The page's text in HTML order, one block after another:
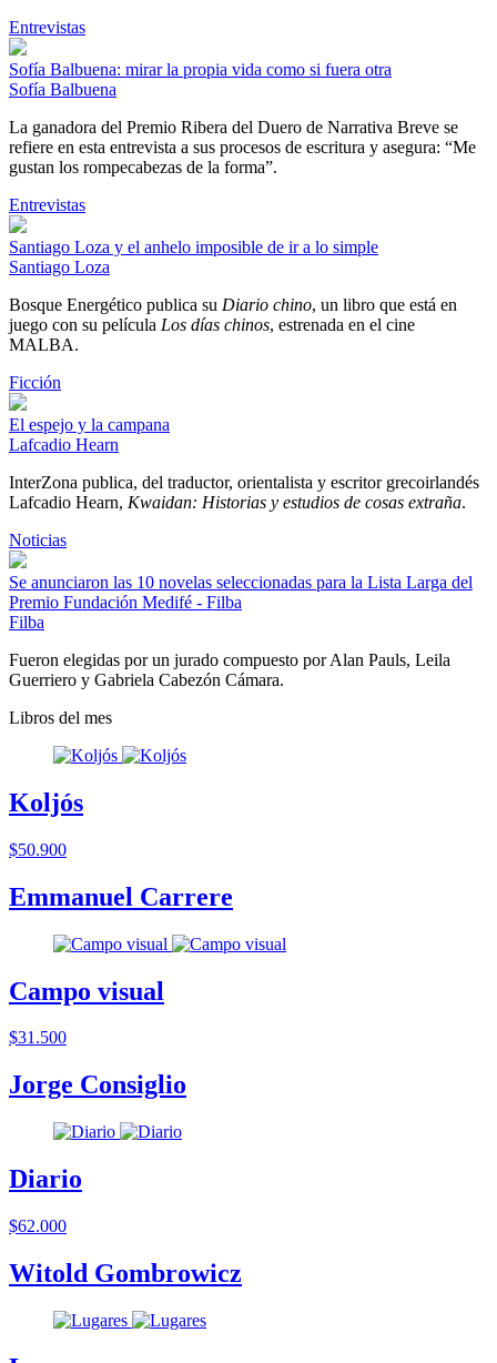
Entrevistas
Sofía Balbuena: mirar la propia vida como si fuera otra
Sofía Balbuena
La ganadora del Premio Ribera del Duero de Narrativa Breve se
refiere en esta entrevista a sus procesos de escritura y asegura: “Me
gustan los rompecabezas de la forma”.
Entrevistas
Santiago Loza y el anhelo imposible de ir a lo simple
Santiago Loza
Bosque Energético publica su Diario chino, un libro que está en
juego con su película Los días chinos, estrenada en el cine
MALBA.
Ficción
El espejo y la campana
Lafcadio Hearn
InterZona publica, del traductor, orientalista y escritor grecoirlandés
Lafcadio Hearn, Kwaidan: Historias y estudios de cosas extraña.
Noticias
Se anunciaron las 10 novelas seleccionadas para la Lista Larga del
Premio Fundación Medifé - Filba
Filba
Fueron elegidas por un jurado compuesto por Alan Pauls, Leila
Guerriero y Gabriela Cabezón Cámara.
Libros del mes
Koljós
$50.900
Emmanuel Carrere
Campo visual
$31.500
Jorge Consiglio
Diario
$62.000
Witold Gombrowicz